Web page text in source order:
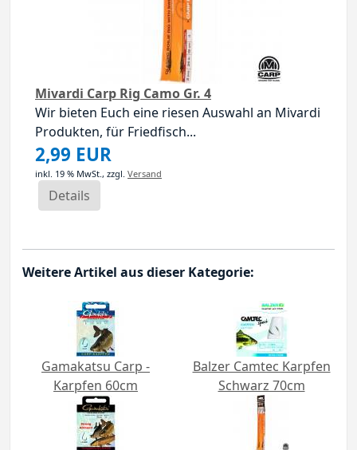
Mivardi Carp Rig Camo Gr. 4
Wir bieten Euch eine riesen Auswahl an Mivardi
Produkten, für Friedfisch...
2,99 EUR
inkl. 19 % MwSt., zzgl. Versand
Details
Weitere Artikel aus dieser Kategorie:
Gamakatsu Carp -
Karpfen 60cm
Balzer Camtec Karpfen
Schwarz 70cm